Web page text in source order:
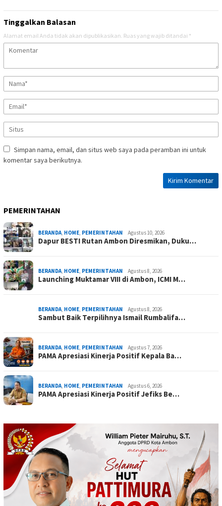
Tinggalkan Balasan
Alamat email Anda tidak akan dipublikasikan. Ruas yang wajib ditandai *
Simpan nama, email, dan situs web saya pada peramban ini untuk
komentar saya berikutnya.
PEMERINTAHAN
BERANDA HOME PEMERINTAHAN Agustus 10, 2026
Dapur BESTI Rutan Ambon Diresmikan, Duku…
BERANDA HOME PEMERINTAHAN Agustus 8, 2026
Launching Muktamar VIII di Ambon, ICMI M…
BERANDA HOME PEMERINTAHAN Agustus 8, 2026
Sambut Baik Terpilihnya Ismail Rumbalifa…
BERANDA HOME PEMERINTAHAN Agustus 7, 2026
PAMA Apresiasi Kinerja Positif Kepala Ba…
BERANDA HOME PEMERINTAHAN Agustus 6, 2026
PAMA Apresiasi Kinerja Positif Jefiks Be…